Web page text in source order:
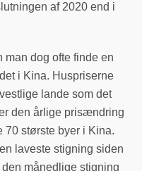
af 2020 end i
man dog ofte finde en
i Kina. Huspriserne
lande som det
den årlige prisændring
70 største byer i Kina.
laveste stigning siden
månedlige stigning